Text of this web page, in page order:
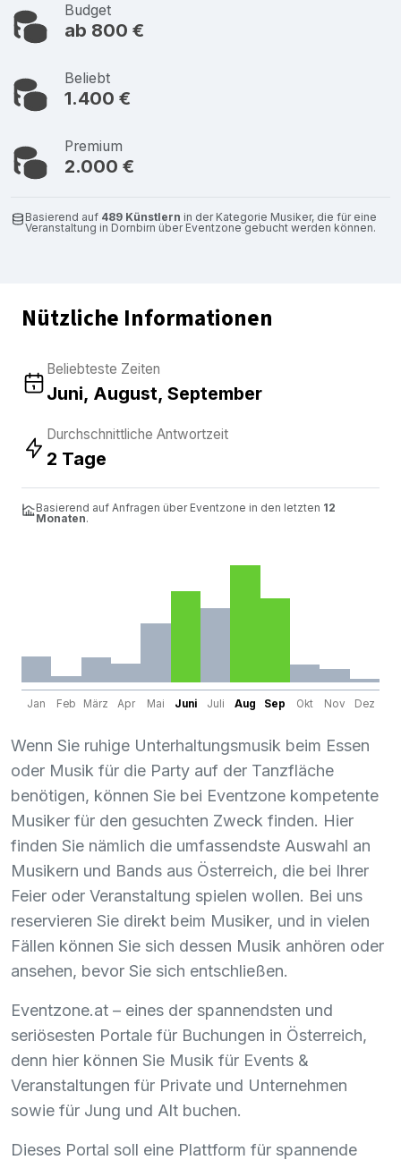
Budget
ab 800 €
Beliebt
1.400 €
Premium
2.000 €
Basierend auf 489 Künstlern in der Kategorie Musiker, die für eine
Veranstaltung in Dornbirn über Eventzone gebucht werden können.
Nützliche Informationen
Beliebteste Zeiten
Juni, August, September
Durchschnittliche Antwortzeit
2 Tage
Basierend auf Anfragen über Eventzone in den letzten 12
Monaten.
Jan Feb März Apr Mai Juni Juli Aug Sep Okt Nov Dez
Wenn Sie ruhige Unterhaltungsmusik beim Essen
oder Musik für die Party auf der Tanzfläche
benötigen, können Sie bei Eventzone kompetente
Musiker für den gesuchten Zweck finden. Hier
finden Sie nämlich die umfassendste Auswahl an
Musikern und Bands aus Österreich, die bei Ihrer
Feier oder Veranstaltung spielen wollen. Bei uns
reservieren Sie direkt beim Musiker, und in vielen
Fällen können Sie sich dessen Musik anhören oder
ansehen, bevor Sie sich entschließen.
Eventzone.at – eines der spannendsten und
seriösesten Portale für Buchungen in Österreich,
denn hier können Sie Musik für Events &
Veranstaltungen für Private und Unternehmen
sowie für Jung und Alt buchen.
Dieses Portal soll eine Plattform für spannende